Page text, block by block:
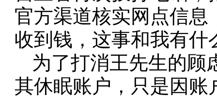
官方渠道核实网点信息
收到钱，这事和我有什
为了打消王先生的顾
其休眠账户，只是因账